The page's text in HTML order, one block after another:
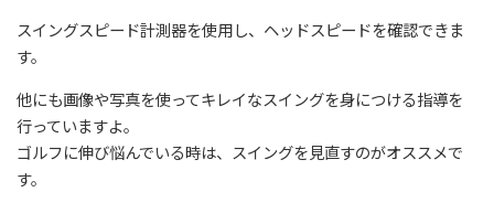
スイングスピード計測器を使用し、ヘッドスピードを確認できま
す。
他にも画像や写真を使ってキレイなスイングを身につける指導を
行っていますよ。
ゴルフに伸び悩んでいる時は、スイングを見直すのがオススメで
す。